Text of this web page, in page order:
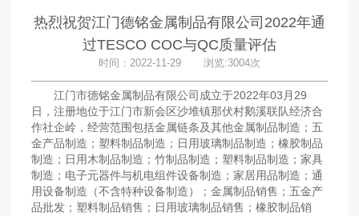
热烈祝贺江门德铭金属制品有限公司2022年通
过TESCO COC与QC质量评估
时间：2022-11-29 浏览:3004次
江门市德铭金属制品有限公司成立于2022年03月29
日，注册地位于江门市新会区沙堆镇那伏村鹅溪联队经济合
作社企岭，经营范围包括金属链条及其他金属制品制造；五
金产品制造；塑料制品制造；日用玻璃制品制造；橡胶制品
制造；日用木制品制造；竹制品制造；塑料制品制造；家具
制造；电子元器件与机电组件设备制造；家居用品制造；通
用设备制造（不含特种设备制造）；金属制品销售；五金产
品批发；塑料制品销售；日用玻璃制品销售；橡胶制品销